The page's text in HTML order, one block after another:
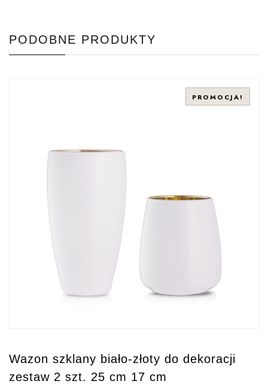
PODOBNE PRODUKTY
PROMOCJA!
Wazon szklany biało-złoty do dekoracji
zestaw 2 szt. 25 cm 17 cm